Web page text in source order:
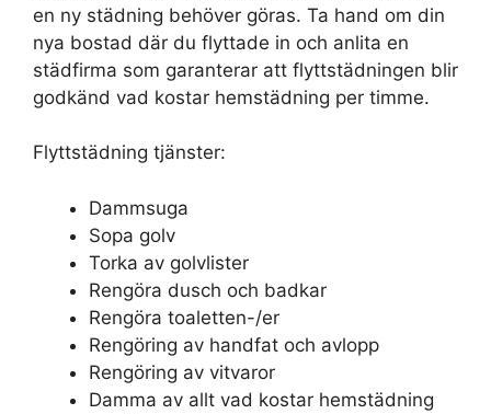
en ny städning behöver göras. Ta hand om din
nya bostad där du flyttade in och anlita en
städfirma som garanterar att flyttstädningen blir
godkänd vad kostar hemstädning per timme.
Flyttstädning tjänster:
Dammsuga
Sopa golv
Torka av golvlister
Rengöra dusch och badkar
Rengöra toaletten-/er
Rengöring av handfat och avlopp
Rengöring av vitvaror
Damma av allt vad kostar hemstädning